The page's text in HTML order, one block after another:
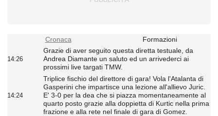
Cronaca Formazioni
14:26
Grazie di aver seguito questa diretta testuale, da
Andrea Diamante un saluto ed un arrivederci ai
prossimi live targati TMW.
14:24
Triplice fischio del direttore di gara! Vola l'Atalanta di
Gasperini che impartisce una lezione all'allievo Juric.
E' 3-0 per la dea che si piazza momentaneamente al
quarto posto grazie alla doppietta di Kurtic nella prima
frazione e alla rete nel finale di gara di Gomez.